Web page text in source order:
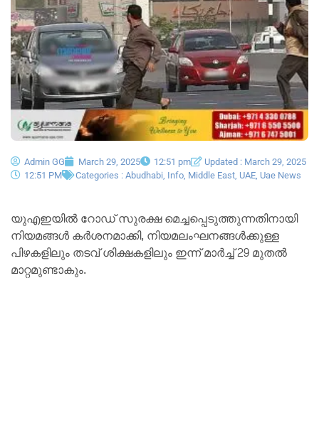
Admin GG March 29, 2025 12:51 pm
Updated : March 29, 2025
12:51 PM
Categories : Abudhabi Info Middle East UAE Uae News
യുഎഇയിൽ റോഡ് സുരക്ഷ മെച്ചപ്പെടുത്തുന്നതിനായി
നിയമങ്ങൾ കർശനമാക്കി, നിയമലംഘനങ്ങൾക്കുള്ള
പിഴകളിലും തടവ് ശിക്ഷകളിലും ഇന്ന് മാർച്ച് 29 മുതൽ
മാറ്റമുണ്ടാകും.